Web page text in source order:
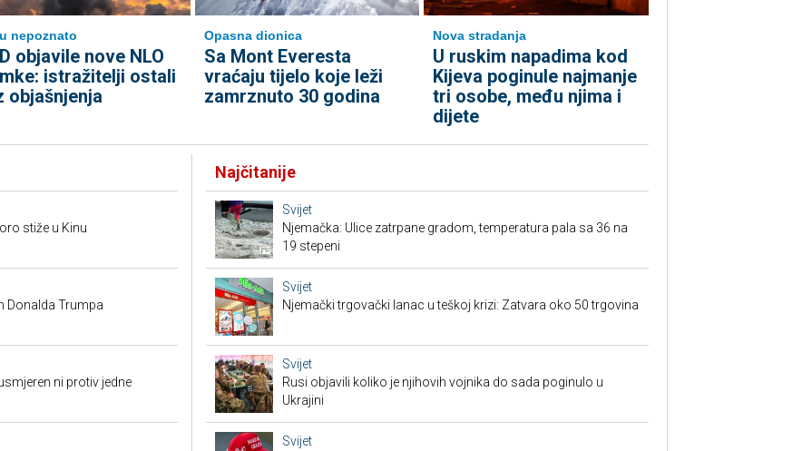
nepoznato
objavile nove NLO
istražitelji ostali
objašnjenja
Opasna dionica
Sa Mont Everesta
vraćaju tijelo koje leži
zamrznuto 30 godina
Nova stradanja
U ruskim napadima kod
Kijeva poginule najmanje
tri osobe, među njima i
dijete
stiže u Kinu
Donalda Trumpa
ni protiv jedne
Najčitanije
Svijet
Njemačka: Ulice zatrpane gradom, temperatura pala sa 36 na
19 stepeni
Svijet
Njemački trgovački lanac u teškoj krizi: Zatvara oko 50 trgovina
Svijet
Rusi objavili koliko je njihovih vojnika do sada poginulo u
Ukrajini
Svijet